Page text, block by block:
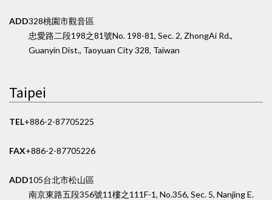
ADD328桃園市觀音區
忠愛路二段198之81號No. 198-81, Sec. 2, ZhongAi Rd.,
Guanyin Dist., Taoyuan City 328, Taiwan
Taipei
TEL+886-2-87705225
FAX+886-2-87705226
ADD105台北市松山區
南京東路五段356號11樓之1 11F-1, No.356, Sec. 5, Nanjing E.